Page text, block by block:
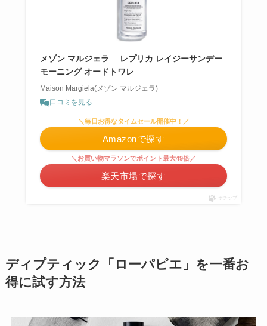
メゾン マルジェラ レプリカ レイジーサンデー
モーニング オードトワレ
Maison Margiela(メゾン マルジェラ)
口コミを見る
＼毎日お得なタイムセール開催中！／
Amazonで探す
＼お買い物マラソンでポイント最大49倍／
楽天市場で探す
ポチップ
ディプティック「ローパピエ」を一番お
得に試す方法